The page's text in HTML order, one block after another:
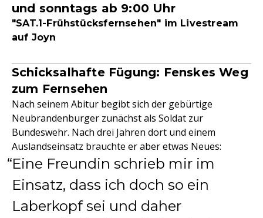
und sonntags ab 9:00 Uhr
"SAT.1-Frühstücksfernsehen" im Livestream
auf Joyn
Schicksalhafte Fügung: Fenskes Weg
zum Fernsehen
Nach seinem Abitur begibt sich der gebürtige
Neubrandenburger zunächst als Soldat zur
Bundeswehr. Nach drei Jahren dort und einem
Auslandseinsatz brauchte er aber etwas Neues:
Eine Freundin schrieb mir im
Einsatz, dass ich doch so ein
Laberkopf sei und daher